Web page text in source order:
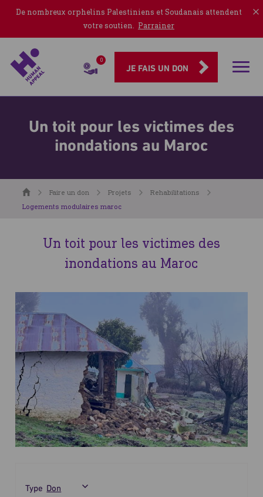
De nombreux orphelins Palestiniens et Soudanais attendent
votre soutien. Parrainer
0
JE FAIS UN DON
Un toit pour les victimes des
inondations au Maroc
AccueilFaire un don Projets
Rehabilitations
Logements modulaires maroc
Un toit pour les victimes des
inondations au Maroc
Type